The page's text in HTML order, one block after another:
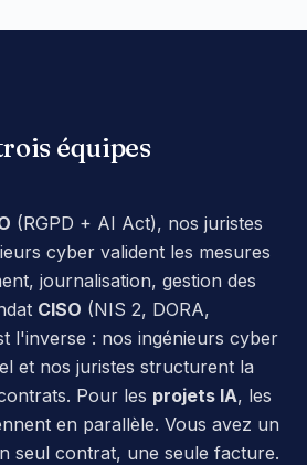
équipes
(RGPD + AI Act), nos juristes
cyber valident les mesures
journalisation, gestion des
CISO (NIS 2, DORA,
l'inverse : nos ingénieurs cyber
et nos juristes structurent la
Pour les projets IA, les
en parallèle. Vous avez un
seul contrat, une seule facture.